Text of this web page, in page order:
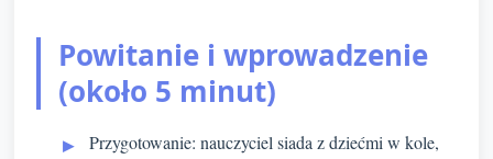
Powitanie i wprowadzenie
(około 5 minut)
Przygotowanie: nauczyciel siada z dziećmi w kole,